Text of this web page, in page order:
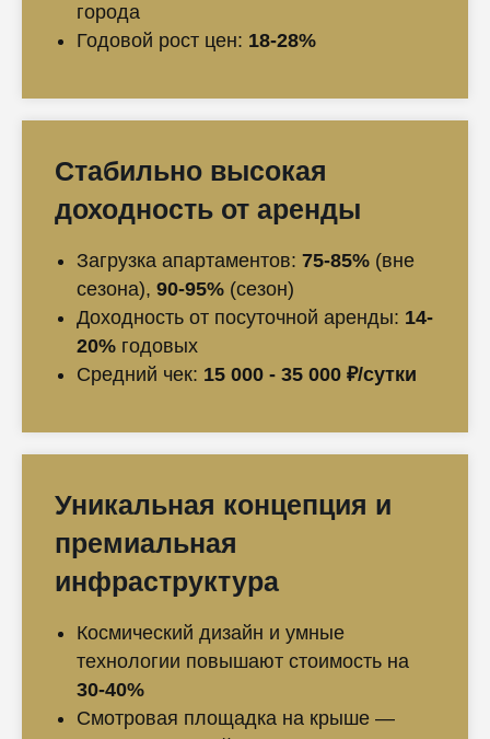
города
Годовой рост цен: 18-28%
Стабильно высокая
доходность от аренды
Загрузка апартаментов: 75-85% (вне
сезона), 90-95% (сезон)
Доходность от посуточной аренды: 14-
20% годовых
Средний чек: 15 000 - 35 000 ₽/сутки
Уникальная концепция и
премиальная
инфраструктура
Космический дизайн и умные
технологии повышают стоимость на
30-40%
Смотровая площадка на крыше —